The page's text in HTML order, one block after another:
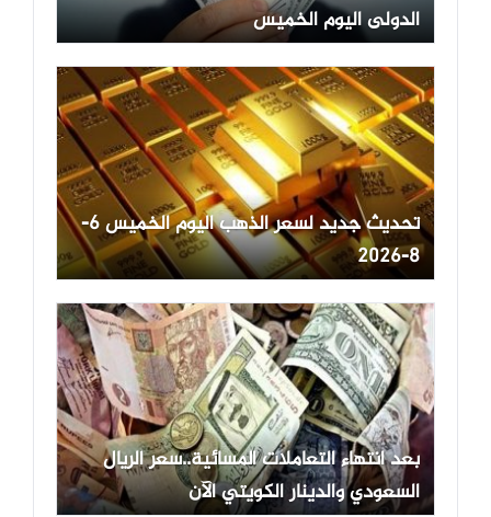
الدولى اليوم الخميس
تحديث جديد لسعر الذهب اليوم الخميس 6-
8-2026
بعد انتهاء التعاملات المسائية..سعر الريال
السعودي والدينار الكويتي الآن